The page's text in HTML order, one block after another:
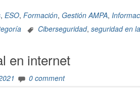
, ESO, Formación, Gestión AMPA,
Ciberseguridad, seguridad en
en internet
0 comment